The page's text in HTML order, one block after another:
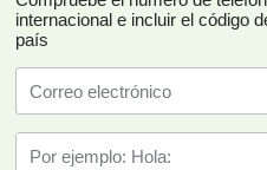
internacional e incluir el código
país